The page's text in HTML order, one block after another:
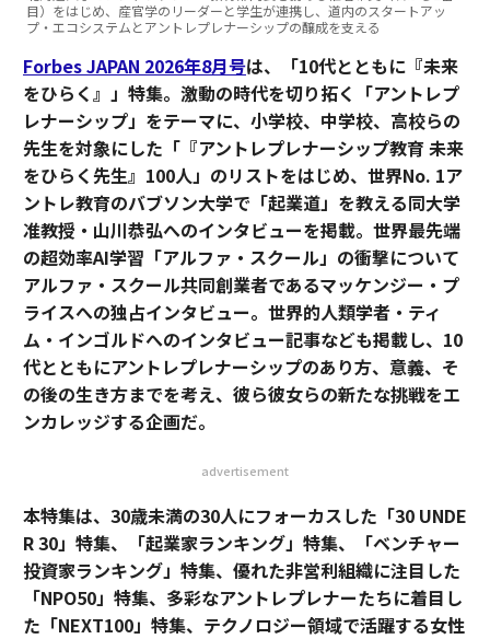
目）をはじめ、産官学のリーダーと学生が連携し、道内のスタートアッ
プ・エコシステムとアントレプレナーシップの醸成を支える
Forbes JAPAN 2026年8月号は、「10代とともに『未来
をひらく』」特集。激動の時代を切り拓く「アントレプ
レナーシップ」をテーマに、小学校、中学校、高校らの
先生を対象にした「『アントレプレナーシップ教育 未来
をひらく先生』100人」のリストをはじめ、世界No. 1ア
ントレ教育のバブソン大学で「起業道」を教える同大学
准教授・山川恭弘へのインタビューを掲載。世界最先端
の超効率AI学習「アルファ・スクール」の衝撃について
アルファ・スクール共同創業者であるマッケンジー・プ
ライスへの独占インタビュー。世界的人類学者・ティ
ム・インゴルドへのインタビュー記事なども掲載し、10
代とともにアントレプレナーシップのあり方、意義、そ
の後の生き方までを考え、彼ら彼女らの新たな挑戦をエ
ンカレッジする企画だ。
advertisement
本特集は、30歳未満の30人にフォーカスした「30 UNDE
R 30」特集、「起業家ランキング」特集、「ベンチャー
投資家ランキング」特集、優れた非営利組織に注目した
「NPO50」特集、多彩なアントレプレナーたちに着目し
た「NEXT100」特集、テクノロジー領域で活躍する女性